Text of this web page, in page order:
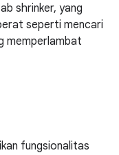
shrinker, yang
seperti mencari
memperlambat
fungsionalitas